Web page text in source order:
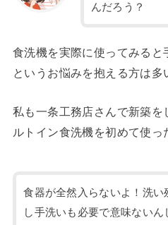
んだろう？
食洗機を実際に使ってみる
というお悩みを抱える方は多
私も一条工務店さんで新築
ルトイン食洗機を初めて使っ
食器が全然入らないよ！洗い
し手洗いも必要で意味ないん